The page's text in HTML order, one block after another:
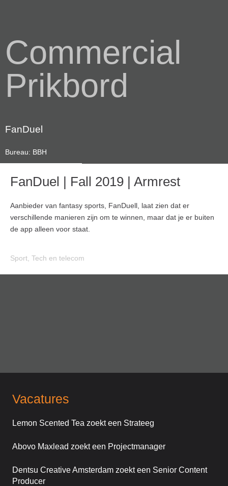
Commercial
Prikbord
FanDuel
Bureau: BBH
FanDuel | Fall 2019 | Armrest
Aanbieder van fantasy sports, FanDuell, laat zien dat er
verschillende manieren zijn om te winnen, maar dat je er buiten
de app alleen voor staat.
Sport, Tech en telecom
Vacatures
Lemon Scented Tea zoekt een Strateeg
Abovo Maxlead zoekt een Projectmanager
Dentsu Creative Amsterdam zoekt een Senior Content
Producer